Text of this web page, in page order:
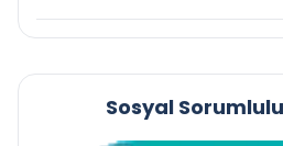
Sosyal